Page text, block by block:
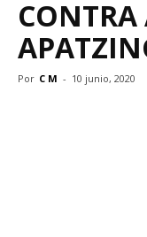
Por C M - 10 junio, 2020